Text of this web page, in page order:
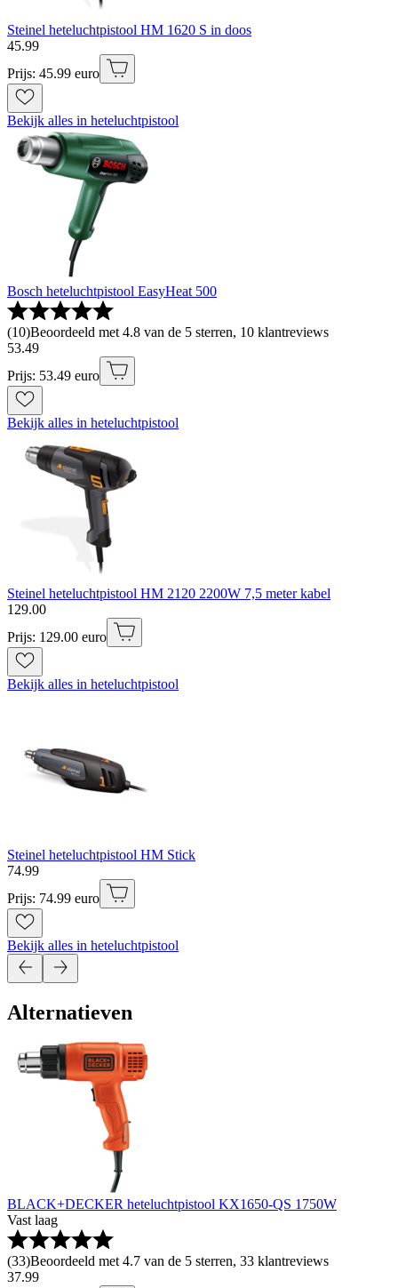
Steinel heteluchtpistool HM 1620 S in doos
45.99
Prijs: 45.99 euro
Bekijk alles in heteluchtpistool
Bosch heteluchtpistool EasyHeat 500
(10)Beoordeeld met 4.8 van de 5 sterren, 10 klantreviews
53.49
Prijs: 53.49 euro
Bekijk alles in heteluchtpistool
Steinel heteluchtpistool HM 2120 2200W 7,5 meter kabel
129.00
Prijs: 129.00 euro
Bekijk alles in heteluchtpistool
Steinel heteluchtpistool HM Stick
74.99
Prijs: 74.99 euro
Bekijk alles in heteluchtpistool
Alternatieven
BLACK+DECKER heteluchtpistool KX1650-QS 1750W
Vast laag
(33)Beoordeeld met 4.7 van de 5 sterren, 33 klantreviews
37.99